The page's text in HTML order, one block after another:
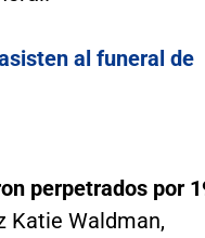
al funeral de
perpetrados por
Katie Waldman,